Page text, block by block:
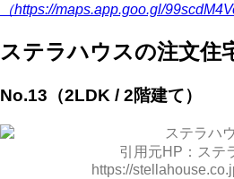
（https://maps.app.goo.gl/
ステラハウスの注文住
No.13（2LDK / 2階建て）
引用元HP：ステ
https://